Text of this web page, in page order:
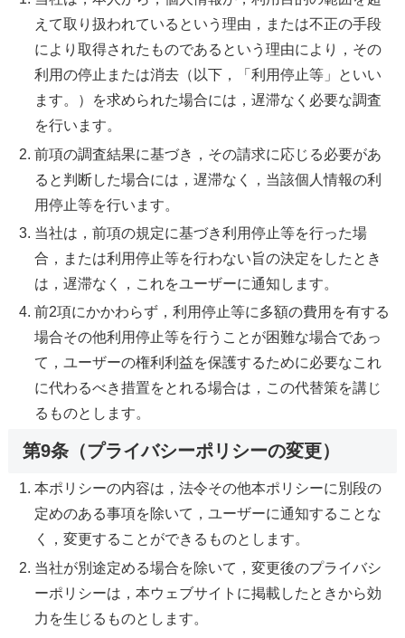
えて取り扱われているという理由，または不正の手段
により取得されたものであるという理由により，その
利用の停止または消去（以下，「利用停止等」といい
ます。）を求められた場合には，遅滞なく必要な調査
を行います。
前項の調査結果に基づき，その請求に応じる必要があ
ると判断した場合には，遅滞なく，当該個人情報の利
用停止等を行います。
当社は，前項の規定に基づき利用停止等を行った場
合，または利用停止等を行わない旨の決定をしたとき
は，遅滞なく，これをユーザーに通知します。
前2項にかかわらず，利用停止等に多額の費用を有する
場合その他利用停止等を行うことが困難な場合であっ
て，ユーザーの権利利益を保護するために必要なこれ
に代わるべき措置をとれる場合は，この代替策を講じ
るものとします。
第9条（プライバシーポリシーの変更）
本ポリシーの内容は，法令その他本ポリシーに別段の
定めのある事項を除いて，ユーザーに通知することな
く，変更することができるものとします。
当社が別途定める場合を除いて，変更後のプライバシ
ーポリシーは，本ウェブサイトに掲載したときから効
力を生じるものとします。